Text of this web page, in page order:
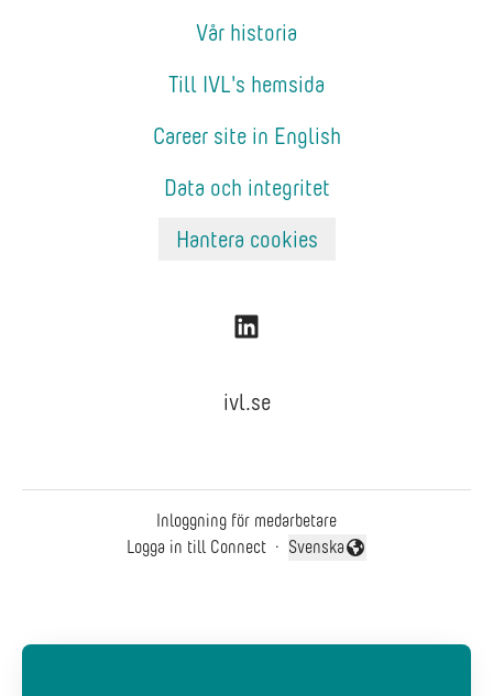
Vår historia
Till IVL's hemsida
Career site in English
Data och integritet
Hantera cookies
ivl.se
Inloggning för medarbetare
Logga in till Connect ·
Byt språk
Svenska